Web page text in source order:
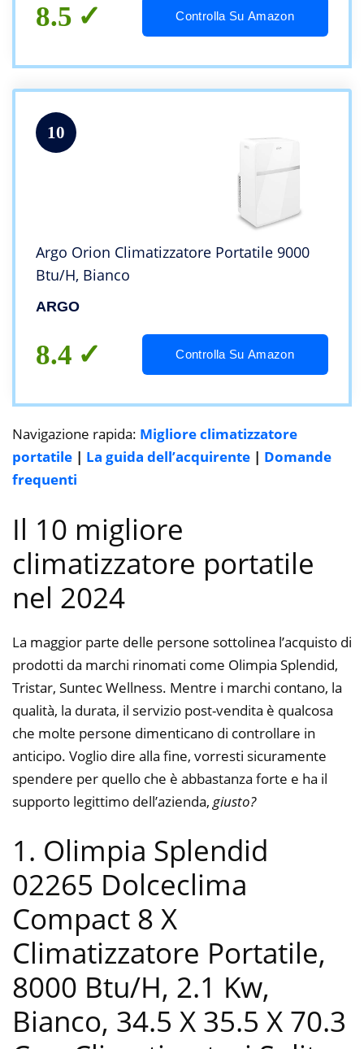
8.5 Controlla Su Amazon
10
Argo Orion Climatizzatore Portatile 9000
Btu/H, Bianco
ARGO
8.4 Controlla Su Amazon
Navigazione rapida: Migliore climatizzatore
portatile | La guida dell’acquirente | Domande
frequenti
Il 10 migliore
climatizzatore portatile
nel 2024
La maggior parte delle persone sottolinea l’acquisto di
prodotti da marchi rinomati come Olimpia Splendid,
Tristar, Suntec Wellness. Mentre i marchi contano, la
qualità, la durata, il servizio post-vendita è qualcosa
che molte persone dimenticano di controllare in
anticipo. Voglio dire alla fine, vorresti sicuramente
spendere per quello che è abbastanza forte e ha il
supporto legittimo dell’azienda, giusto?
1. Olimpia Splendid
02265 Dolceclima
Compact 8 X
Climatizzatore Portatile,
8000 Btu/H, 2.1 Kw,
Bianco, 34.5 X 35.5 X 70.3